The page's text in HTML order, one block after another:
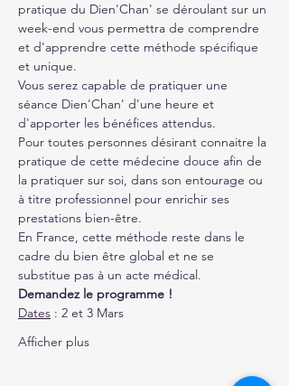
pratique du Dien'Chan' se déroulant sur un
week-end vous permettra de comprendre
et d'apprendre cette méthode spécifique
et unique.
Vous serez capable de pratiquer une
séance Dien'Chan' d'une heure et
d'apporter les bénéfices attendus.
Pour toutes personnes désirant connaitre la
pratique de cette médecine douce afin de
la pratiquer sur soi, dans son entourage ou
à titre professionnel pour enrichir ses
prestations bien-être.
En France, cette méthode reste dans le
cadre du bien être global et ne se
substitue pas à un acte médical.
Demandez le programme !
Dates : 2 et 3 Mars
Afficher plus